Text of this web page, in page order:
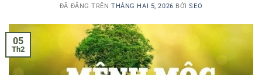
ĐÃ ĐĂNG TRÊNTHÁNG HAI 5, 2026 BỞISEO
05
Th2